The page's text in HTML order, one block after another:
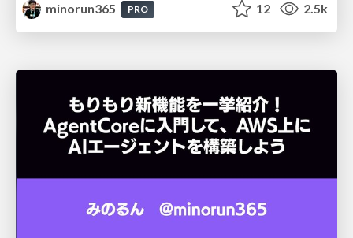
minorun365
PRO 12 2.5k